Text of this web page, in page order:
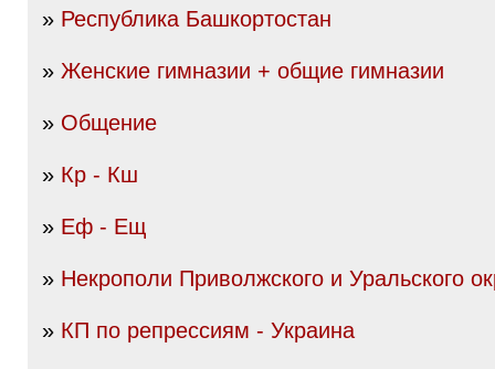
» Республика Башкортостан
» Женские гимназии + общие гимназии
» Общение
» Кр - Кш
» Еф - Ещ
» Некрополи Приволжского и Уральского
» КП по репрессиям - Украина